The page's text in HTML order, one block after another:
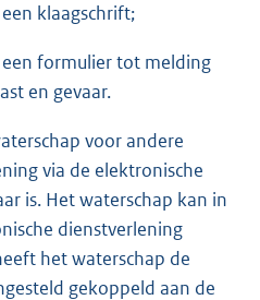
klaagschrift;
formulier tot melding
en gevaar.
voor andere
via de elektronische
is. Het waterschap kan in
dienstverlening
het waterschap de
gekoppeld aan de